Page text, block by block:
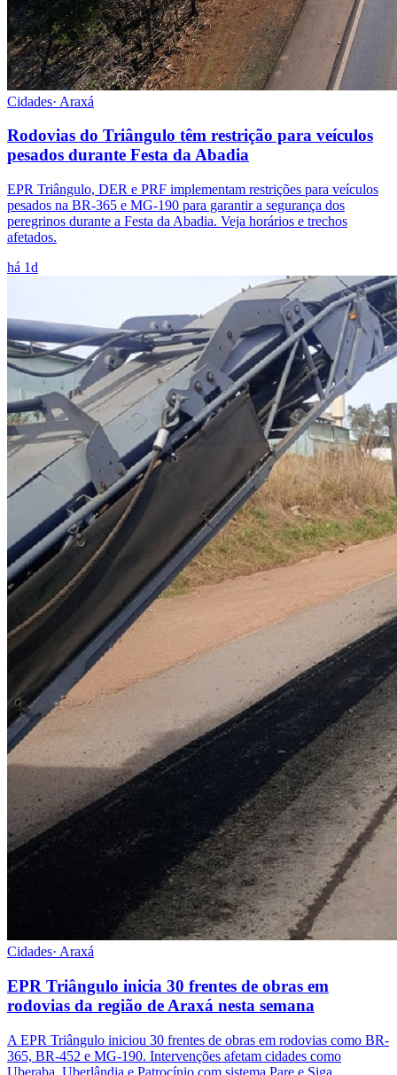
Cidades· Araxá
Rodovias do Triângulo têm restrição para veículos
pesados durante Festa da Abadia
EPR Triângulo, DER e PRF implementam restrições para veículos
pesados na BR-365 e MG-190 para garantir a segurança dos
peregrinos durante a Festa da Abadia. Veja horários e trechos
afetados.
há 1d
Cidades· Araxá
EPR Triângulo inicia 30 frentes de obras em
rodovias da região de Araxá nesta semana
A EPR Triângulo iniciou 30 frentes de obras em rodovias como BR-
365, BR-452 e MG-190. Intervenções afetam cidades como
Uberaba, Uberlândia e Patrocínio com sistema Pare e Siga.